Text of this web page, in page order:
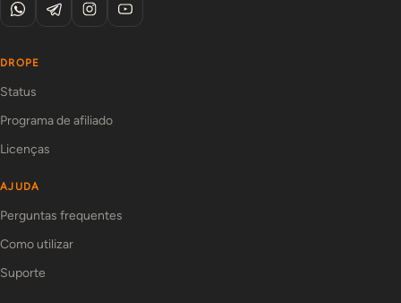
DROPE
Status
Programa de afiliado
Licenças
AJUDA
Perguntas frequentes
Como utilizar
Suporte